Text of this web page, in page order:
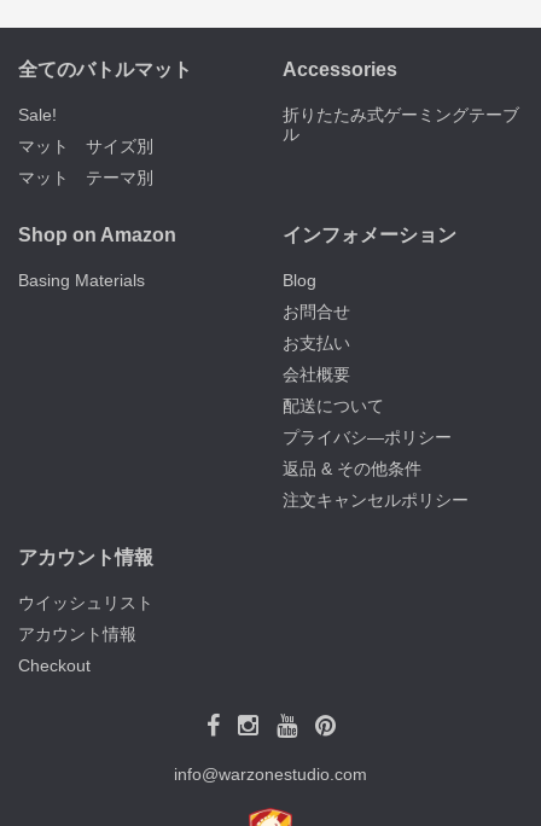
全てのバトルマット
Sale!
マット サイズ別
マット テーマ別
Accessories
折りたたみ式ゲーミングテーブ
ル
Shop on Amazon
Basing Materials
インフォメーション
Blog
お問合せ
お支払い
会社概要
配送について
プライバシ―ポリシー
返品 & その他条件
注文キャンセルポリシー
アカウント情報
ウイッシュリスト
アカウント情報
Checkout
info@warzonestudio.com